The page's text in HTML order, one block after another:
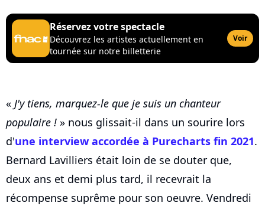
Réservez votre spectacle
Découvrez les artistes actuellement en
tournée sur notre billetterie
Voir
« J'y tiens, marquez-le que je suis un chanteur
populaire ! » nous glissait-il dans un sourire lors
d'une interview accordée à Purecharts fin 2021.
Bernard Lavilliers était loin de se douter que,
deux ans et demi plus tard, il recevrait la
récompense suprême pour son oeuvre. Vendredi